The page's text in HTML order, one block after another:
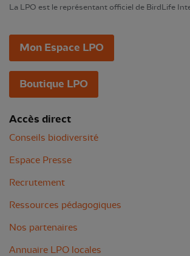
La LPO est le représentant officiel de BirdLife
Mon Espace LPO
Boutique LPO
Accès direct
Conseils biodiversité
Espace Presse
Recrutement
Ressources pédagogiques
Nos partenaires
Annuaire LPO locales